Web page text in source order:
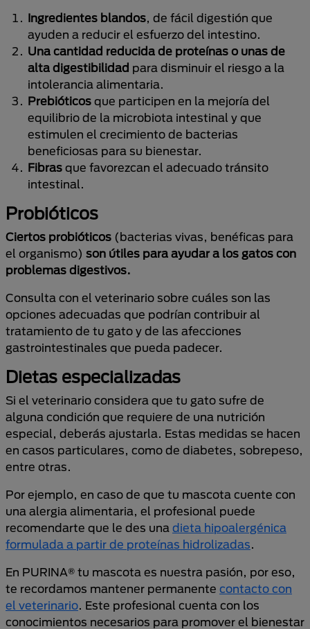
Ingredientes blandos, de fácil digestión que
ayuden a reducir el esfuerzo del intestino.
Una cantidad reducida de proteínas o unas de
alta digestibilidad para disminuir el riesgo a la
intolerancia alimentaria.
Prebióticos que participen en la mejoría del
equilibrio de la microbiota intestinal y que
estimulen el crecimiento de bacterias
beneficiosas para su bienestar.
Fibras que favorezcan el adecuado tránsito
intestinal.
Probióticos
Ciertos probióticos (bacterias vivas, benéficas para
el organismo) son útiles para ayudar a los gatos con
problemas digestivos.
Consulta con el veterinario sobre cuáles son las
opciones adecuadas que podrían contribuir al
tratamiento de tu gato y de las afecciones
gastrointestinales que pueda padecer.
Dietas especializadas
Si el veterinario considera que tu gato sufre de
alguna condición que requiere de una nutrición
especial, deberás ajustarla. Estas medidas se hacen
en casos particulares, como de diabetes, sobrepeso,
entre otras.
Por ejemplo, en caso de que tu mascota cuente con
una alergia alimentaria, el profesional puede
recomendarte que le des una dieta hipoalergénica
formulada a partir de proteínas hidrolizadas.
En PURINA® tu mascota es nuestra pasión, por eso,
te recordamos mantener permanente contacto con
el veterinario. Este profesional cuenta con los
conocimientos necesarios para promover el bienestar